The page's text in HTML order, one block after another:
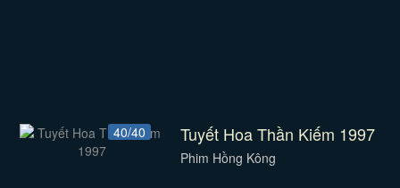
40/40 Tuyết Hoa Thần Kiếm 1997
Phim Hồng Kông